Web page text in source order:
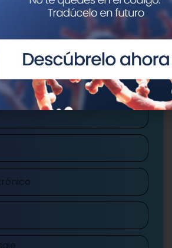
Escríbenos